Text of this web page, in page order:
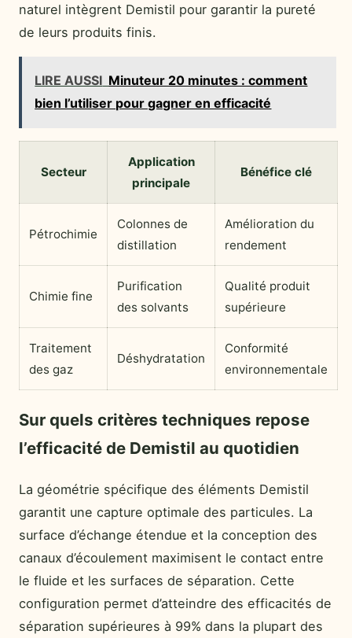
naturel intègrent Demistil pour garantir la pureté
de leurs produits finis.
LIRE AUSSI Minuteur 20 minutes : comment
bien l’utiliser pour gagner en efficacité
Secteur
Application
principale
Bénéfice clé
Pétrochimie
Colonnes de
distillation
Amélioration du
rendement
Chimie fine
Purification
des solvants
Qualité produit
supérieure
Traitement
des gaz
Déshydratation
Conformité
environnementale
Sur quels critères techniques repose
l’efficacité de Demistil au quotidien
La géométrie spécifique des éléments Demistil
garantit une capture optimale des particules. La
surface d’échange étendue et la conception des
canaux d’écoulement maximisent le contact entre
le fluide et les surfaces de séparation. Cette
configuration permet d’atteindre des efficacités de
séparation supérieures à 99% dans la plupart des